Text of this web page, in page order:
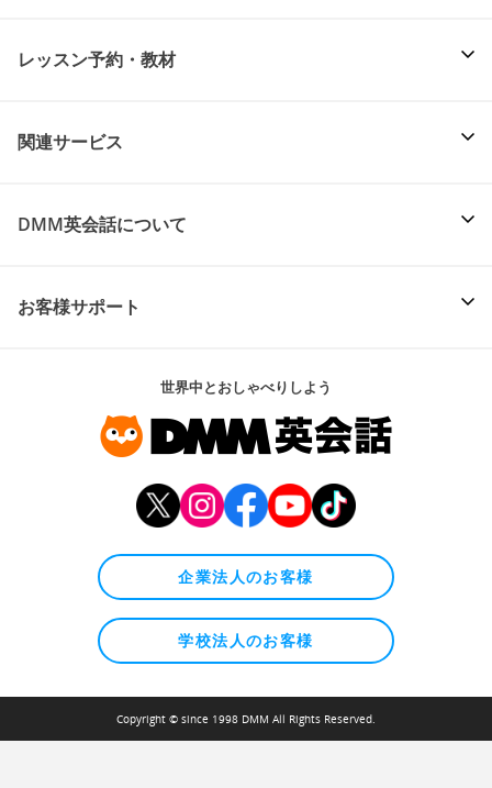
レッスン予約・教材
関連サービス
DMM英会話について
お客様サポート
世界中とおしゃべりしよう
企業法人のお客様
学校法人のお客様
Copyright © since 1998 DMM All Rights Reserved.